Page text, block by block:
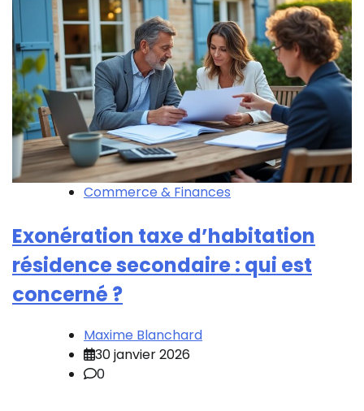
Commerce & Finances
Exonération taxe d’habitation
résidence secondaire : qui est
concerné ?
Maxime Blanchard
30 janvier 2026
0